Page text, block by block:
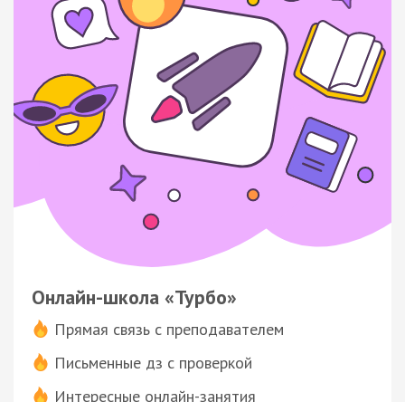
Онлайн-школа «Турбо»
Прямая связь с преподавателем
Письменные дз с проверкой
Интересные онлайн-занятия